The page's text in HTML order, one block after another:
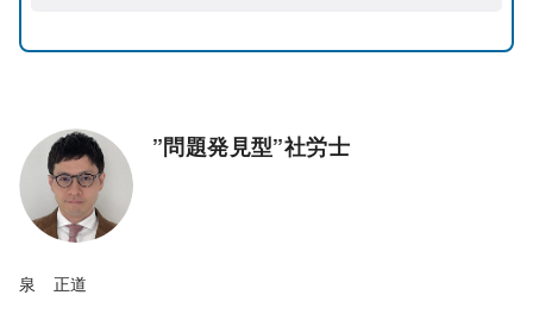
”問題発見型”社労士
泉 正道